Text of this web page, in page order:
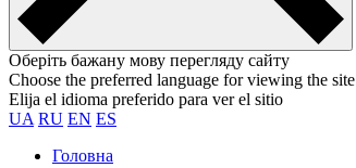
Оберіть бажану мову перегляду сайту
Choose the preferred language for viewing the site
Elija el idioma preferido para ver el sitio
UA RU EN ES
Головна